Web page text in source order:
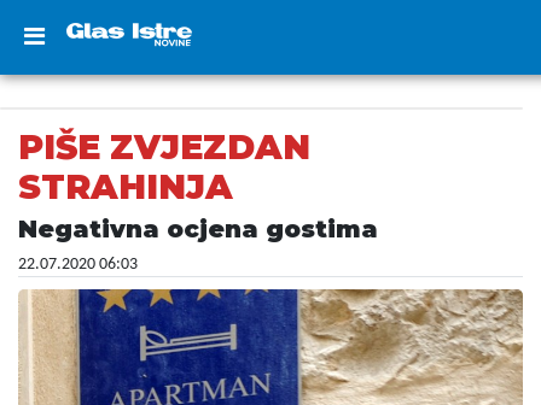
PIŠE ZVJEZDAN
STRAHINJA
Negativna ocjena gostima
22.07.2020 06:03